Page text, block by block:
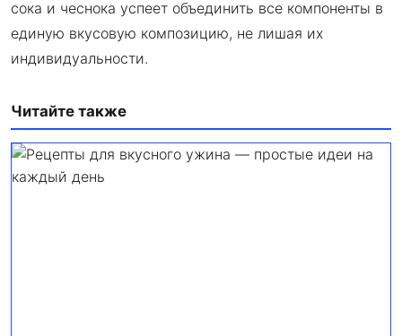
сока и чеснока успеет объединить все компоненты в
единую вкусовую композицию, не лишая их
индивидуальности.
Читайте также